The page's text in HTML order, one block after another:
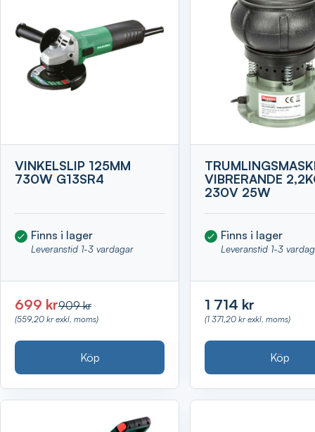
VINKELSLIP 125MM
730W G13SR4
Finns i lager
Leveranstid 1-3 vardagar
699 kr909 kr
(559,20 kr exkl. moms)
Köp
VIBRERANDE
230V 25W
Finns i lager
Leveranstid 1-3
1 714 kr
(1 371,20 kr exkl. moms)
Köp